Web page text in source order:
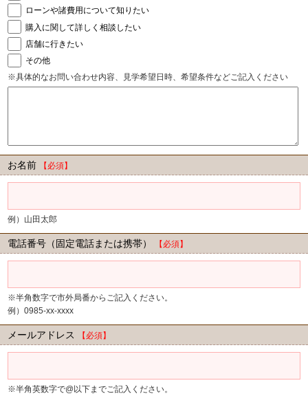
ローンや諸費用について知りたい
購入に関して詳しく相談したい
店舗に行きたい
その他
※具体的なお問い合わせ内容、見学希望日時、希望条件などご記入ください
お名前 【必須】
例）山田太郎
電話番号（固定電話または携帯） 【必須】
※半角数字で市外局番からご記入ください。
例）0985-xx-xxxx
メールアドレス 【必須】
※半角英数字で@以下までご記入ください。